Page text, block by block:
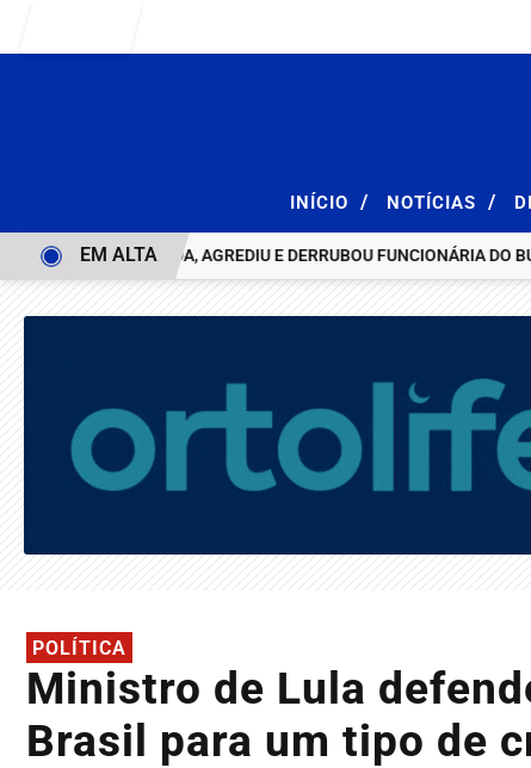
INÍCIO / NOTÍCIAS /
QUE DEU BICUDA, AGREDIU E DERRUBOU FUNCIONÁRIA DO
EM ALTA
POLÍTICA
Ministro de Lula
Brasil para um tipo de